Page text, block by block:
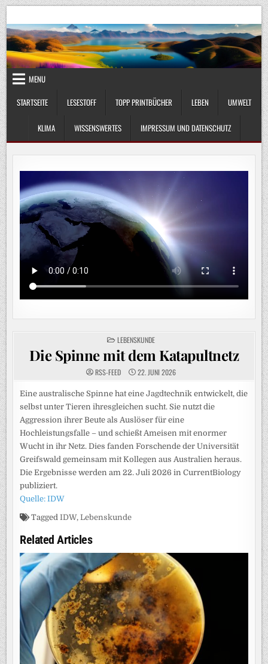
Skip
to
content
UmweltKlima.com
MENU
STARTSEITE
LESESTOFF TOPP PRINTBÜCHER LEBEN UMWELT
KLIMA WISSENSWERTES IMPRESSUM UND DATENSCHUTZ
POSTED
IN
LEBENSKUNDE
Die Spinne mit dem Katapultnetz
RSS-FEED 22. JUNI 2026
Eine australische Spinne hat eine Jagdtechnik entwickelt, die
selbst unter Tieren ihresgleichen sucht. Sie nutzt die
Aggression ihrer Beute als Auslöser für eine
Hochleistungsfalle – und schießt Ameisen mit enormer
Wucht in ihr Netz. Dies fanden Forschende der Universität
Greifswald gemeinsam mit Kollegen aus Australien heraus.
Die Ergebnisse werden am 22. Juli 2026 in CurrentBiology
publiziert.
Quelle: IDW
TaggedIDW,Lebenskunde
Related Articles